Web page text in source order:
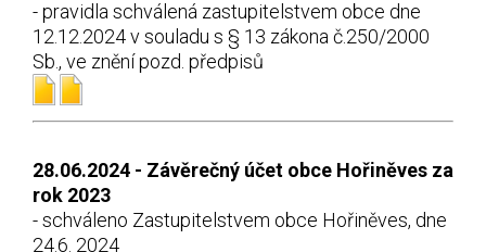
- pravidla schválená zastupitelstvem obce dne
12.12.2024 v souladu s § 13 zákona č.250/2000
Sb., ve znění pozd. předpisů
28.06.2024 - Závěrečný účet obce Hořiněves za
rok 2023
- schváleno Zastupitelstvem obce Hořiněves, dne
24.6. 2024